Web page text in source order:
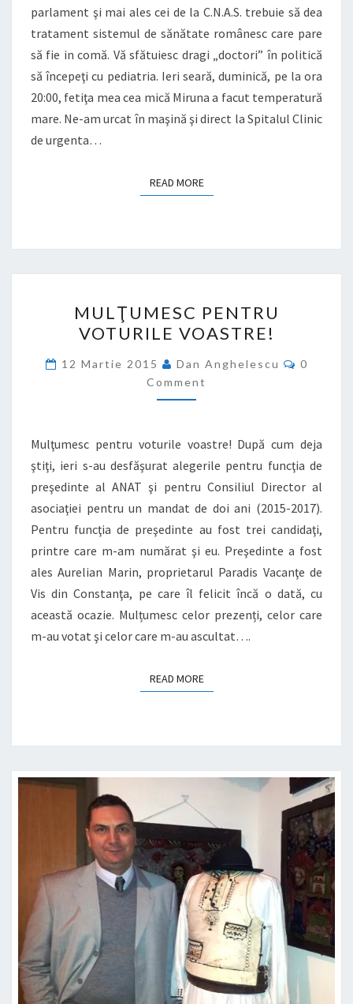
parlament şi mai ales cei de la C.N.A.S. trebuie să dea
tratament sistemul de sănătate românesc care pare
să fie in comă. Vă sfătuiesc dragi „doctori” în politică
să începeţi cu pediatria. Ieri seară, duminică, pe la ora
20:00, fetiţa mea cea mică Miruna a facut temperatură
mare. Ne-am urcat în maşină şi direct la Spitalul Clinic
de urgenta…
READ MOREREAD MORE
PENTRU
VOTURILE
VOASTRE!
MULŢUMESC PENTRU
VOTURILE VOASTRE!
12 Martie 2015 Dan Anghelescu
0
Comment
Mulţumesc pentru voturile voastre! După cum deja
ştiţi, ieri s-au desfăşurat alegerile pentru funcţia de
preşedinte al ANAT şi pentru Consiliul Director al
asociaţiei pentru un mandat de doi ani (2015-2017).
Pentru funcţia de preşedinte au fost trei candidaţi,
printre care m-am numărat şi eu. Preşedinte a fost
ales Aurelian Marin, proprietarul Paradis Vacanţe de
Vis din Constanţa, pe care îl felicit încă o dată, cu
această ocazie. Mulțumesc celor prezenți, celor care
m-au votat şi celor care m-au ascultat….
READ MOREREAD MORE